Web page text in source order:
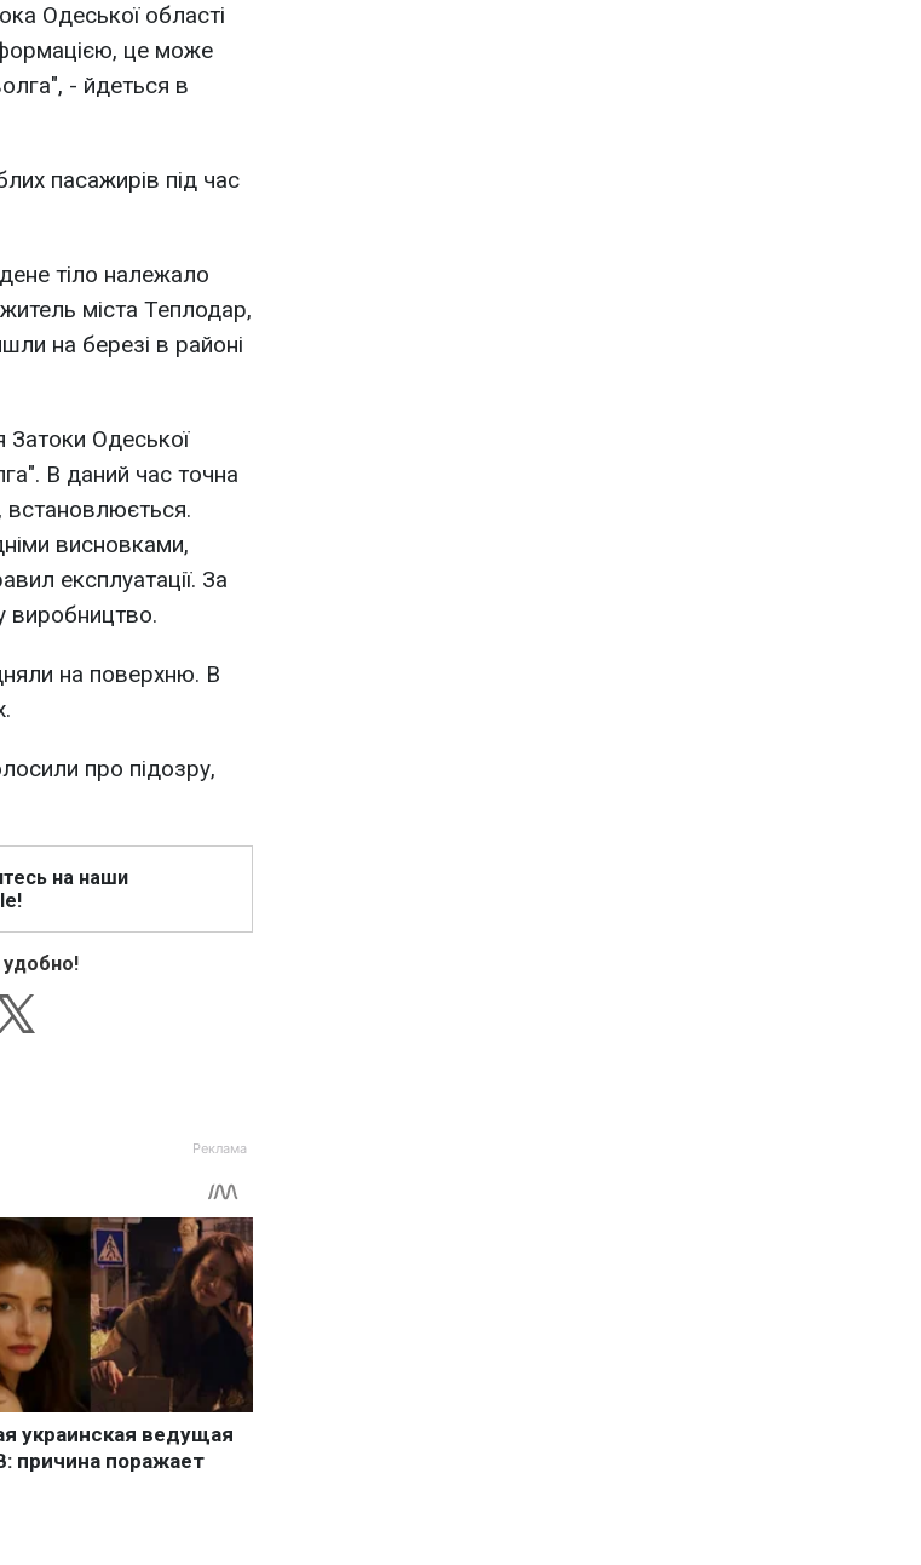
Одеської області
це може
- йдеться в
пасажирів під час
тіло належало
міста Теплодар,
на березі в районі
Одеської
В даний час точна
встановлюється.
висновками,
експлуатації. За
виробництво.
на поверхню. В
про підозру,
на наши
удобно!